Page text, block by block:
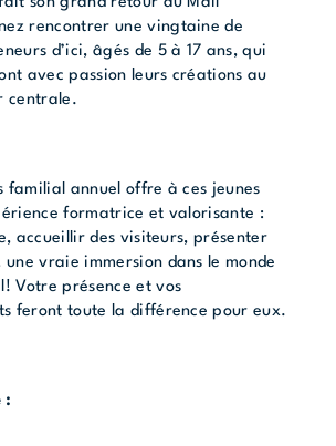
rencontrer une vingtaine de
d’ici, âgés de 5 à 17 ans, qui
avec passion leurs créations au
centrale.
familial annuel offre à ces jeunes
formatrice et valorisante :
accueillir des visiteurs, présenter
vraie immersion dans le monde
Votre présence et vos
feront toute la différence pour eux.
: